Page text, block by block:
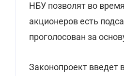
НБУ позволят во
акционеров есть
проголосован за
Законопроект введет